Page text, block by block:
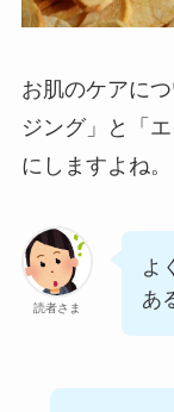
お肌のケアに
ジング」と「
にしますよね。
読者さま
よ
あ